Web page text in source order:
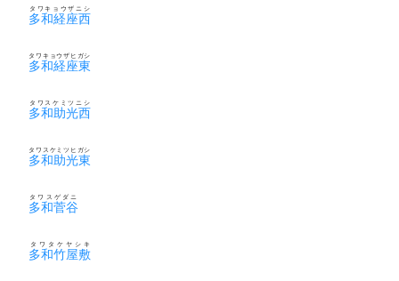
多和経座西
タワキョウザニシ
多和経座東
タワキョウザヒガシ
多和助光西
タワスケミツニシ
多和助光東
タワスケミツヒガシ
多和菅谷
タワスゲダニ
多和竹屋敷
タワタケヤシキ